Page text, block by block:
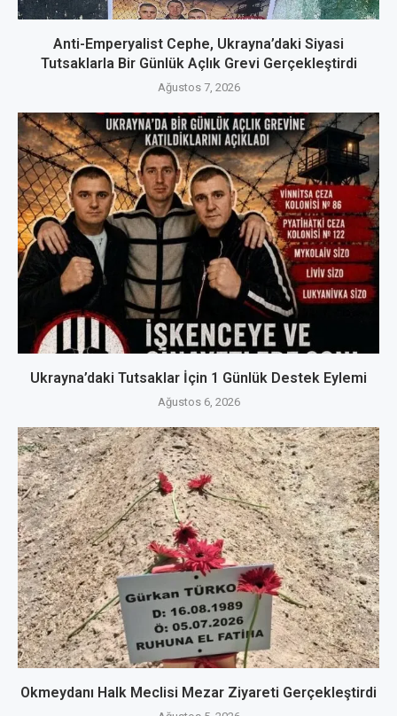
Anti-Emperyalist Cephe, Ukrayna’daki Siyasi
Tutsaklarla Bir Günlük Açlık Grevi Gerçekleştirdi
Ağustos 7, 2026
Ukrayna’daki Tutsaklar İçin 1 Günlük Destek Eylemi
Ağustos 6, 2026
Okmeydanı Halk Meclisi Mezar Ziyareti Gerçekleştirdi